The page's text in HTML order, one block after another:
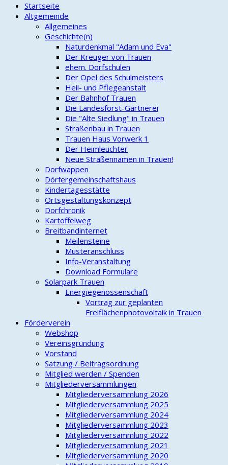
Startseite
Altgemeinde
Allgemeines
Geschichte(n)
Naturdenkmal "Adam und Eva"
Der Kreuger von Trauen
ehem. Dorfschulen
Der Opel des Schulmeisters
Heil- und Pflegeanstalt
Der Bahnhof Trauen
Die Landesforst-Gärtnerei
Die "Alte Siedlung" in Trauen
Straßenbau in Trauen
Trauen Haus Vorwerk 1
Der Heimleuchter
Neue Straßennamen in Trauen!
Dorfwappen
Dörfergemeinschaftshaus
Kindertagesstätte
Ortsgestaltungskonzept
Dorfchronik
Kartoffelweg
Breitbandinternet
Meilensteine
Musteranschluss
Info-Veranstaltung
Download Formulare
Solarpark Trauen
Energiegenossenschaft
Vortrag zur geplanten
Freiflächenphotovoltaik in Trauen
Förderverein
Webshop
Vereinsgründung
Vorstand
Satzung / Beitragsordnung
Mitglied werden / Spenden
Mitgliederversammlungen
Mitgliederversammlung 2026
Mitgliederversammlung 2025
Mitgliederversammlung 2024
Mitgliederversammlung 2023
Mitgliederversammlung 2022
Mitgliederversammlung 2021
Mitgliederversammlung 2020